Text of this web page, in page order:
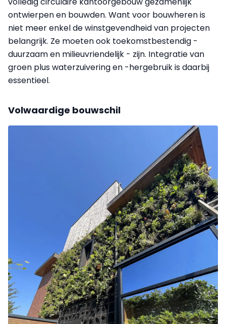
ontwierpen en bouwden. Want voor bouwheren is
niet meer enkel de winstgevendheid van projecten
belangrijk. Ze moeten ook toekomstbestendig -
duurzaam en milieuvriendelijk - zijn. Integratie van
groen plus waterzuivering en -hergebruik is daarbij
essentieel.
Volwaardige bouwschil